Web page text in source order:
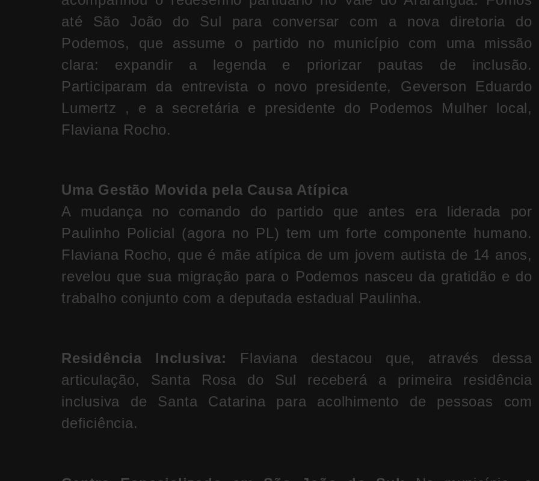
até São João do Sul para conversar com a nova diretoria do
Podemos, que assume o partido no município com uma missão
clara: expandir a legenda e priorizar pautas de inclusão.
Participaram da entrevista o novo presidente, Geverson Eduardo
Lumertz , e a secretária e presidente do Podemos Mulher local,
Flaviana Rocho.
Uma Gestão Movida pela Causa Atípica
A mudança no comando do partido que antes era liderada por
Paulinho Policial (agora no PL) tem um forte componente humano.
Flaviana Rocho, que é mãe atípica de um jovem autista de 14 anos,
revelou que sua migração para o Podemos nasceu da gratidão e do
trabalho conjunto com a deputada estadual Paulinha.
Residência Inclusiva:
Flaviana destacou que, através dessa
articulação, Santa Rosa do Sul receberá a primeira residência
inclusiva de Santa Catarina para acolhimento de pessoas com
deficiência.